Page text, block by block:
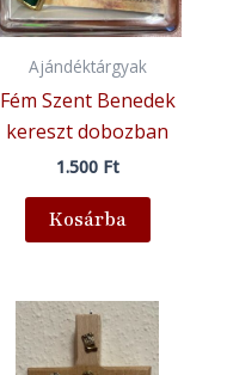
Ajándéktárgyak
Fém Szent Benedek
kereszt dobozban
1.500 Ft
Kosárba